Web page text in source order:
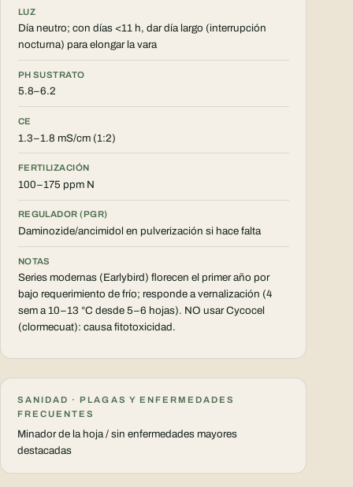
LUZ
Día neutro; con días <11 h, dar día largo (interrupción
nocturna) para elongar la vara
PH SUSTRATO
5.8–6.2
CE
1.3–1.8 mS/cm (1:2)
FERTILIZACIÓN
100–175 ppm N
REGULADOR (PGR)
Daminozide/ancimidol en pulverización si hace falta
NOTAS
Series modernas (Earlybird) florecen el primer año por
bajo requerimiento de frío; responde a vernalización (4
sem a 10–13 °C desde 5–6 hojas). NO usar Cycocel
(clormecuat): causa fitotoxicidad.
SANIDAD · PLAGAS Y ENFERMEDADES
FRECUENTES
Minador de la hoja / sin enfermedades mayores
destacadas